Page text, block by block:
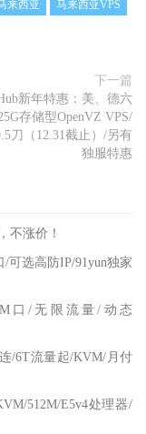
来西亚
马来西亚VPS
下一篇
新年特惠：美、德六
存储型OpenVZ VPS/
刀（12.31截止）/另有
独服特惠
不涨价！
可选高防IP/91yun独家
口/无限流量/动态
/6T流量起/KVM/月付
512M/E5v4处理器/